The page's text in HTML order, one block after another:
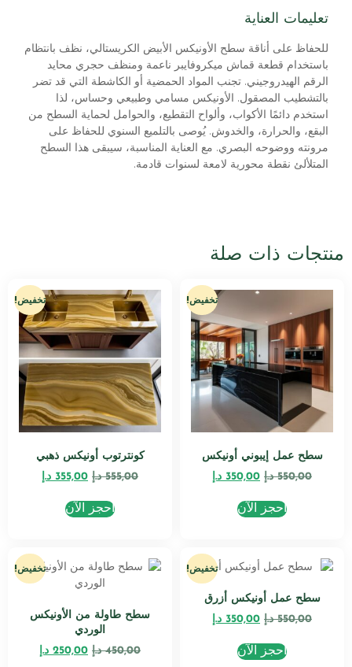
تعليمات العناية
للحفاظ على أناقة سطح الأونيكس الأبيض الكريستالي، نظف بانتظام
باستخدام قطعة قماش ميكروفايبر ناعمة ومنظف حجري محايد
الرقم الهيدروجيني. تجنب المواد الحمضية أو الكاشطة التي قد تضر
بالتشطيب المصقول. الأونيكس مسامي وطبيعي وحساس، لذا
استخدم دائمًا الأكواب، وألواح التقطيع، والحوامل لحماية السطح من
البقع، والحرارة، والخدوش. يُوصى بالتلميع السنوي للحفاظ على
مرونته ووضوحه البصري. مع العناية المناسبة، سيبقى هذا السطح
المتلألئ نقطة محورية لامعة لسنوات قادمة.
منتجات ذات صلة
تخفيض!
سطح عمل إيبوني أونيكس
550,00 د.إ 350,00 د.إ
احجز الآن
تخفيض!
كونترتوب أونيكس ذهبي
555,00 د.إ 355,00 د.إ
احجز الآن
تخفيض!
سطح عمل أونيكس أزرق
550,00 د.إ 350,00 د.إ
احجز الآن
تخفيض!
سطح طاولة من الأونيكس
الوردي
450,00 د.إ 250,00 د.إ